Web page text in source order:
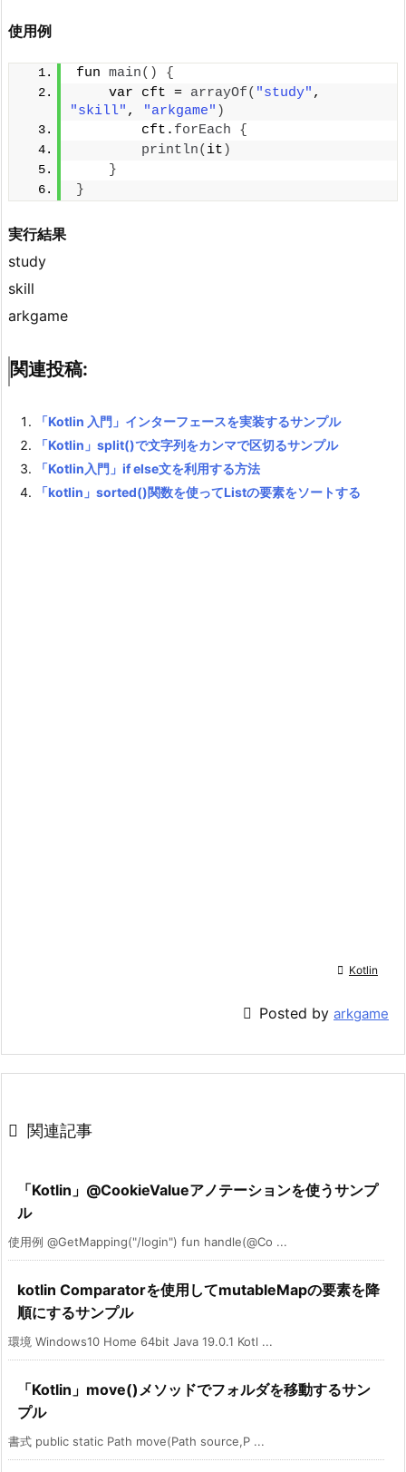
使用例
fun main()
{
    var cft =
arrayOf( "study"
"skill" , "arkgame" )
        cft.
forEach
{
println( it )
}
}
実行結果
study
skill
arkgame
関連投稿:
「Kotlin 入門」インターフェースを実装するサンプル
「Kotlin」split()で文字列をカンマで区切るサンプル
「Kotlin入門」if else文を利用する方法
「kotlin」sorted()関数を使ってListの要素をソートする
 Kotlin
 Posted by arkgame
 関連記事
「Kotlin」@CookieValueアノテーションを使うサンプ
ル
使用例 @GetMapping("/login") fun handle(@Co ...
kotlin Comparatorを使用してmutableMapの要素を降
順にするサンプル
環境 Windows10 Home 64bit Java 19.0.1 Kotl ...
「Kotlin」move()メソッドでフォルダを移動するサン
プル
書式 public static Path move(Path source,P ...